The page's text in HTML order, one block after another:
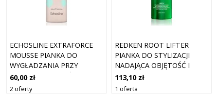
ECHOSLINE EXTRAFORCE
MOUSSE PIANKA DO
WYGŁADZANIA PRZY
ZACHOWANIU DUŻEJ
OBJĘTOŚCI WŁOSÓW 400
60,00 zł
2 oferty
REDKEN ROOT LIFTER
PIANKA DO STYLIZACJI
NADAJĄCA OBJĘTOŚĆ I
BLASK 300 ML
113,10 zł
1 oferta